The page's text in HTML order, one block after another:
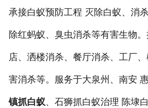
承接白蚁预防工程 灭除白蚁、消
除红蚂蚁、臭虫消杀等有害生物
店、洒楼消杀、餐厅消杀、工厂
害消杀等。服务于大泉州、南安
镇抓白蚁、石狮抓白蚁治理 陈埭